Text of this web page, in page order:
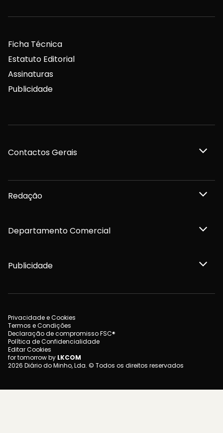
Ficha Técnica
Estatuto Editorial
Assinaturas
Publicidade
Contactos Gerais
Redação
Departamento Comercial
Publicidade
Privacidade e Cookies
Termos e Condições
Declaração de compromisso FSC®
Política de Confidencialidade
Editar Cookies
for tomorrow by LKCOM
2026 Diário do Minho, Lda. © Todos os direitos reservados